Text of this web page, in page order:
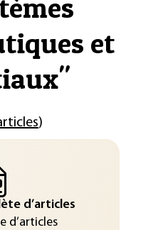
et
"
)
d’articles
d’articles